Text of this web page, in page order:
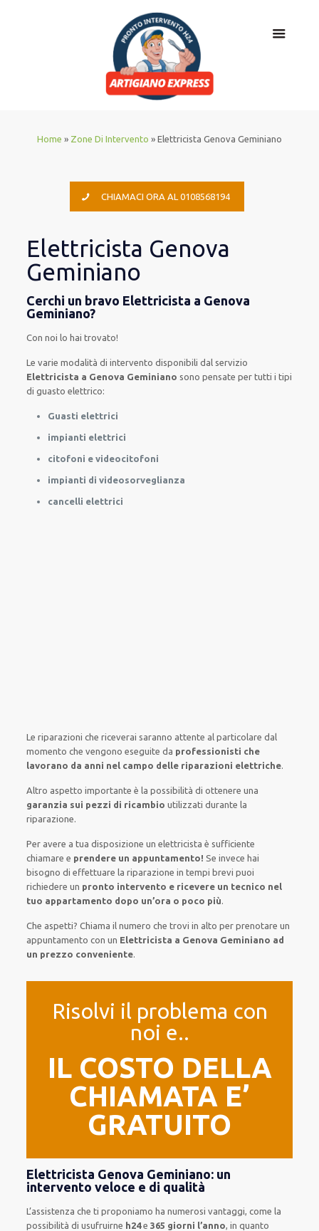
Home » Zone Di Intervento » Elettricista Genova Geminiano
CHIAMACI ORA AL 0108568194
Elettricista Genova
Geminiano
Cerchi un bravo Elettricista a Genova
Geminiano?
Con noi lo hai trovato!
Levarie modalità diintervento disponibili dal servizio
Elettricista a Genova Geminiano sonopensate pertutti i tipi
di guasto elettrico:
Guasti elettrici
impianti elettrici
citofoni e videocitofoni
impianti di videosorveglianza
cancelli elettrici
Le riparazioni che riceverai saranno attente al particolare dal
momento che vengono eseguite da professionisti che
lavorano da anni nel campo delle riparazioni elettriche.
Altro aspetto importante è la possibilità diottenere una
garanzia sui pezzi di ricambioutilizzati durante la
riparazione.
Per avere a tua disposizione un elettricistaè sufficiente
chiamare e prendere un appuntamento! Se invece hai
bisogno dieffettuare la riparazione in tempi brevi puoi
richiedere un pronto intervento e ricevere un tecnico nel
tuo appartamento dopo un’ora o poco più.
Che aspetti? Chiama il numero che trovi in alto per prenotare un
appuntamento con un Elettricista a Genova Geminiano ad
un prezzo conveniente.
Risolvi il problema con
noi e..
IL COSTO DELLA
CHIAMATA E’
GRATUITO
Elettricista Genova Geminiano: un
intervento veloce e di qualità
L’assistenza che tiproponiamo ha numerosi vantaggi, come la
possibilità di usufruirne h24e 365 giorni l’anno, in quanto